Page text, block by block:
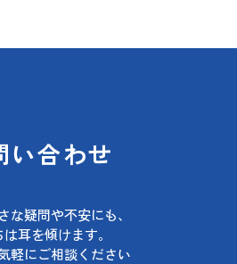
い合わせ
な疑問や不安にも、
耳を傾けます。
軽にご相談ください